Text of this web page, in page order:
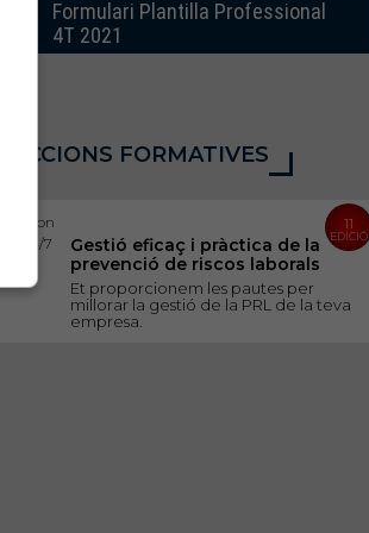
Formulari Plantilla Professional
4T 2021
ACCIONS FORMATIVES
Tallers on
line 24/7
Gestió eficaç i pràctica de la
prevenció de riscos laborals
Et proporcionem les pautes per
millorar la gestió de la PRL de la teva
empresa.
11
EDICIÓ